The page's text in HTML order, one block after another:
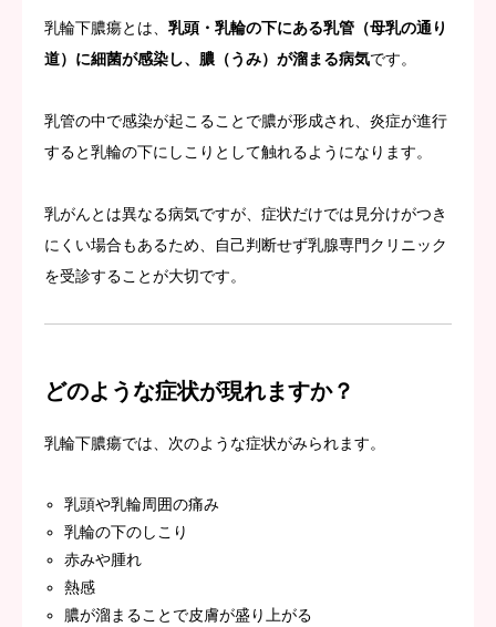
乳輪下膿瘍とは、 乳頭・乳輪の下にある乳管（母乳の通り
道）に細菌が感染し、膿（うみ）が溜まる病気です。
乳管の中で感染が起こることで膿が形成され、炎症が進行
すると乳輪の下にしこりとして触れるようになります。
乳がんとは異なる病気ですが、症状だけでは見分けがつき
にくい場合もあるため、自己判断せず乳腺専門クリニック
を受診することが大切です。
どのような症状が現れますか？
乳輪下膿瘍では、次のような症状がみられます。
乳頭や乳輪周囲の痛み
乳輪の下のしこり
赤みや腫れ
熱感
膿が溜まることで皮膚が盛り上がる